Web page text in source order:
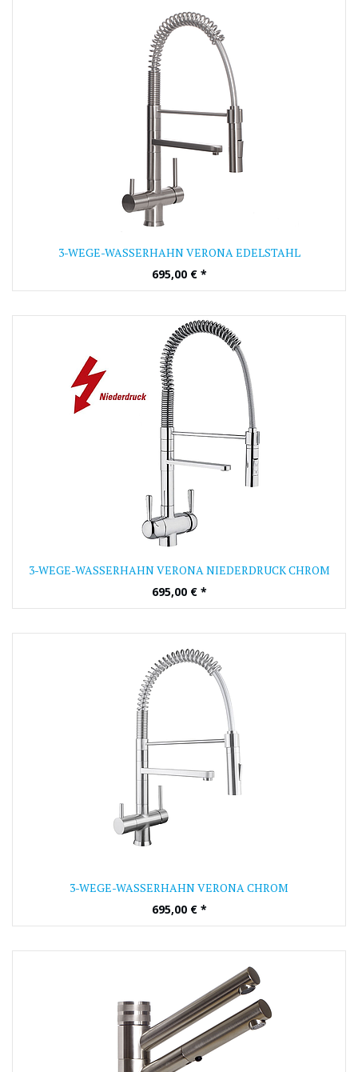
3-WEGE-WASSERHAHN VERONA EDELSTAHL
695,00€ *
3-WEGE-WASSERHAHN VERONA NIEDERDRUCK CHROM
695,00€ *
3-WEGE-WASSERHAHN VERONA CHROM
695,00€ *